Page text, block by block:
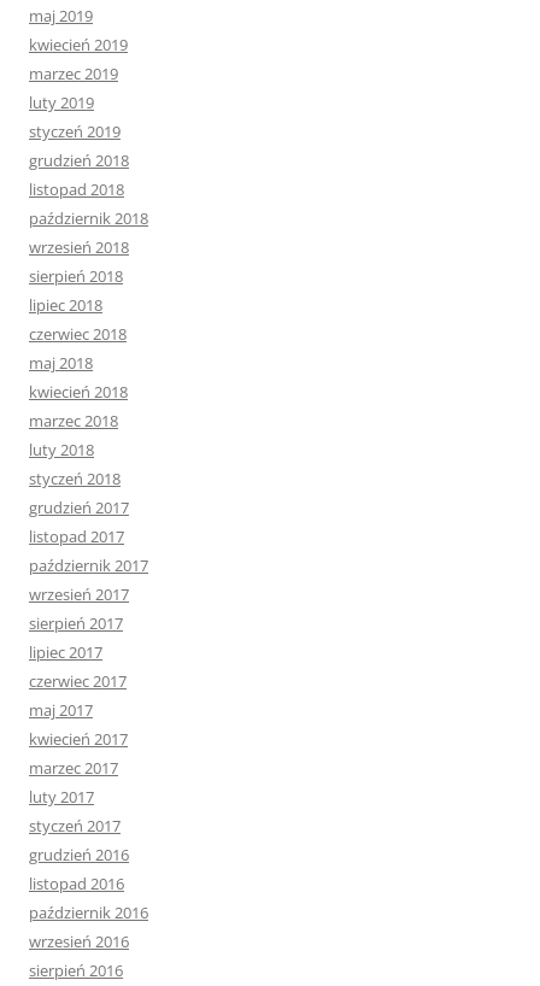
maj 2019
kwiecień 2019
marzec 2019
luty 2019
styczeń 2019
grudzień 2018
listopad 2018
październik 2018
wrzesień 2018
sierpień 2018
lipiec 2018
czerwiec 2018
maj 2018
kwiecień 2018
marzec 2018
luty 2018
styczeń 2018
grudzień 2017
listopad 2017
październik 2017
wrzesień 2017
sierpień 2017
lipiec 2017
czerwiec 2017
maj 2017
kwiecień 2017
marzec 2017
luty 2017
styczeń 2017
grudzień 2016
listopad 2016
październik 2016
wrzesień 2016
sierpień 2016